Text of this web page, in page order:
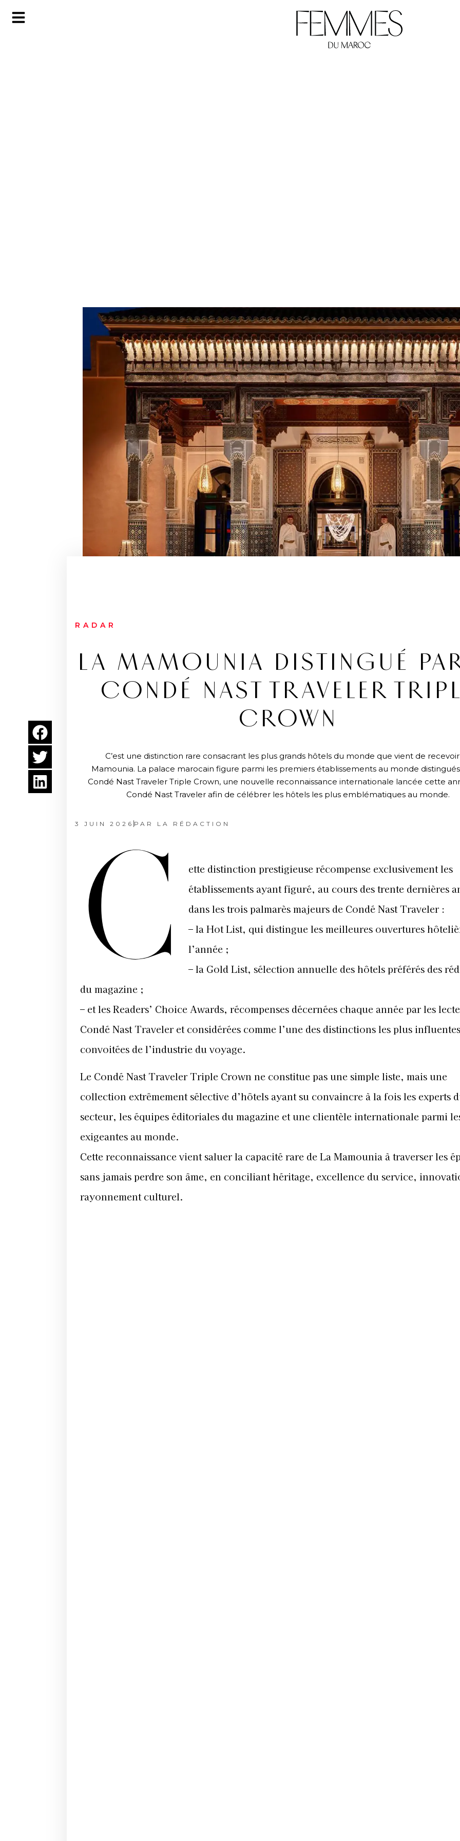
RADAR
LA MAMOUNIA DISTINGUÉ
CONDÉ NAST TRAVELER
CROWN
C’est une distinction rare consacrant les plus grands hôtels du monde que vient de
Mamounia. La palace marocain figure parmi les premiers établissements au monde
Condé Nast Traveler Triple Crown, une nouvelle reconnaissance internationale lancée cette
Condé Nast Traveler afin de célébrer les hôtels les plus emblématiques au monde.
3 JUIN 2026 PAR LA RÉDACTION
C
ette distinction prestigieuse récompense exclusivement les
établissements ayant figuré, au cours des trente dernières
dans les trois palmarès majeurs de Condé Nast Traveler :
– la Hot List, qui distingue les meilleures ouvertures
l’année ;
– la Gold List, sélection annuelle des hôtels préférés des
du magazine ;
– et les Readers’ Choice Awards, récompenses décernées chaque année par les
Condé Nast Traveler et considérées comme l’une des distinctions les plus
convoitées de l’industrie du voyage.
Le Condé Nast Traveler Triple Crown ne constitue pas une simple liste, mais une
collection extrêmement sélective d’hôtels ayant su convaincre à la fois les experts
secteur, les équipes éditoriales du magazine et une clientèle internationale parmi
exigeantes au monde.
Cette reconnaissance vient saluer la capacité rare de La Mamounia à traverser les
sans jamais perdre son âme, en conciliant héritage, excellence du service,
rayonnement culturel.